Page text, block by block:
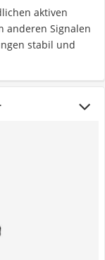
aktiven
anderen Signalen
stabil und